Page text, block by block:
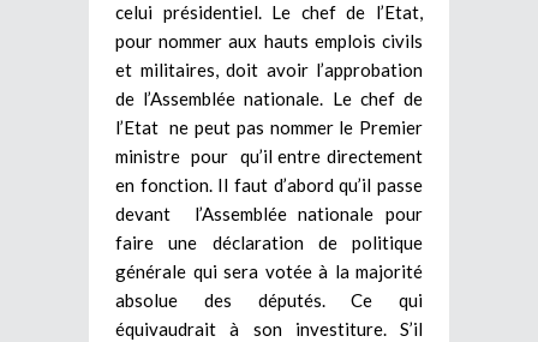
celui présidentiel. Le chef de l’Etat,
pour nommer aux hauts emplois civils
et militaires, doit avoir l’approbation
de l’Assemblée nationale. Le chef de
l’Etat ne peut pas nommer le Premier
ministre pour qu’il entre directement
en fonction. Il faut d’abord qu’il passe
devant l’Assemblée nationale pour
faire une déclaration de politique
générale qui sera votée à la majorité
absolue des députés. Ce qui
équivaudrait à son investiture. S’il